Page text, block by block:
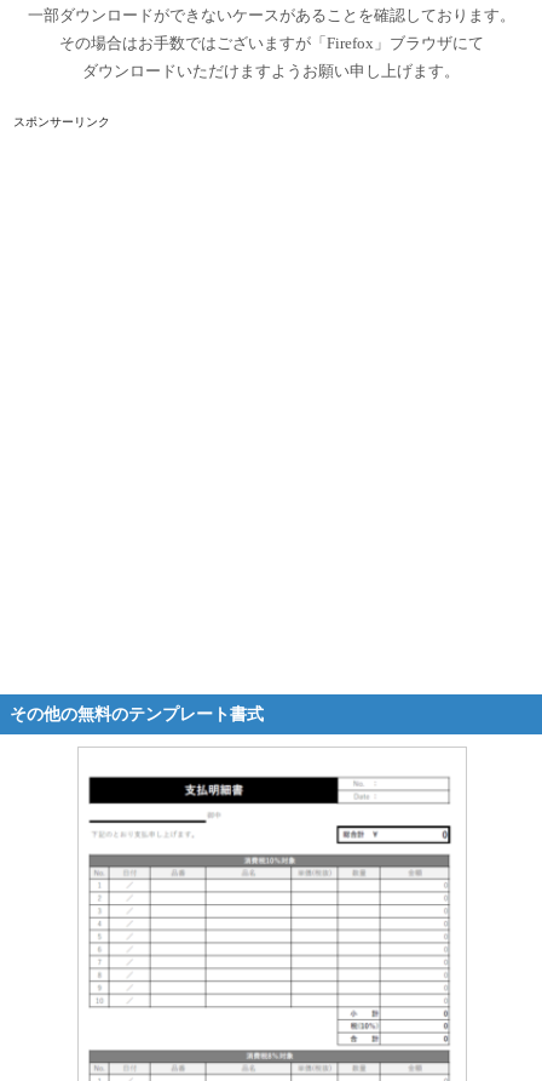
一部ダウンロードができないケースがあることを確認しております。
その場合はお手数ではございますが「Firefox」ブラウザにて
ダウンロードいただけますようお願い申し上げます。
スポンサーリンク
その他の無料のテンプレート書式